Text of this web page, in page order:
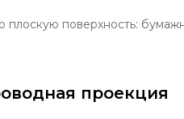
поверхность:
проекция